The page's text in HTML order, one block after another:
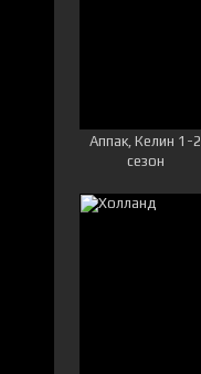
Аппак, Келин 1-2
сезон